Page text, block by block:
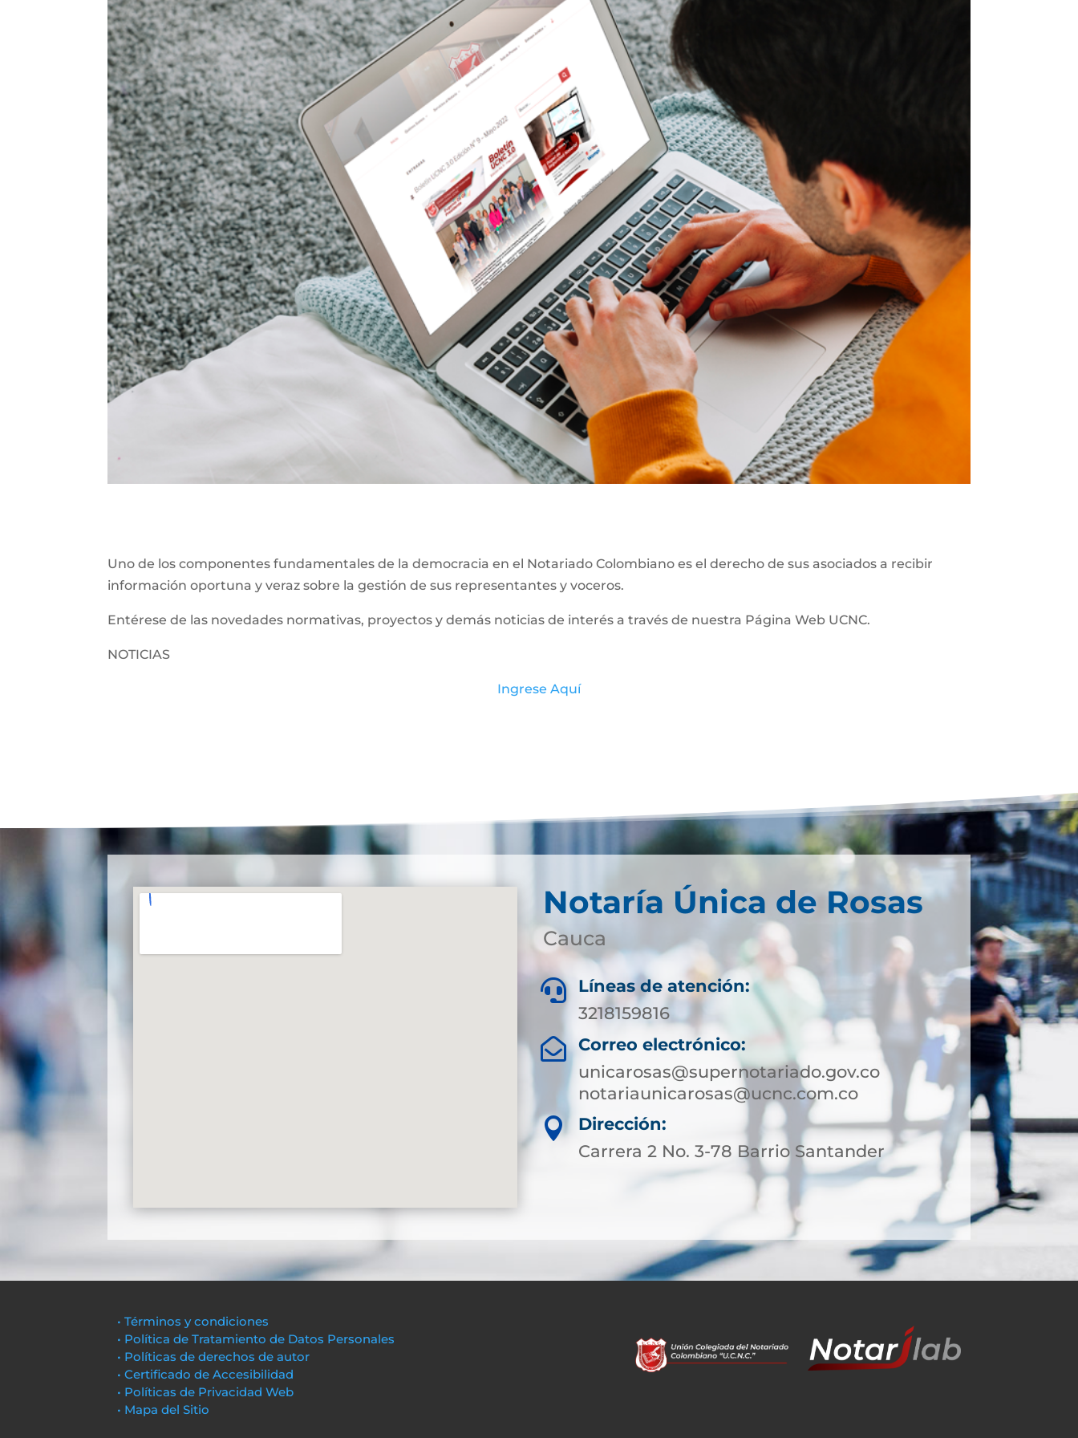
Uno de los componentes fundamentales de la democracia en el Notariado Colombiano es el derecho de sus asociados a recibir
información oportuna y veraz sobre la gestión de sus representantes y voceros.
Entérese de las novedades normativas, proyectos y demás noticias de interés a través de nuestra Página Web UCNC.
NOTICIAS
Ingrese Aquí
Notaría Única de Rosas
Cauca

Líneas de atención:
3218159816
 Correo electrónico:
unicarosas@supernotariado.gov.co
notariaunicarosas@ucnc.com.co

Dirección:
Carrera 2 No. 3-78 Barrio Santander
• Términos y condiciones
• Política de Tratamiento de Datos Personales
• Políticas de derechos de autor
• Certificado de Accesibilidad
• Políticas de Privacidad Web
• Mapa del Sitio